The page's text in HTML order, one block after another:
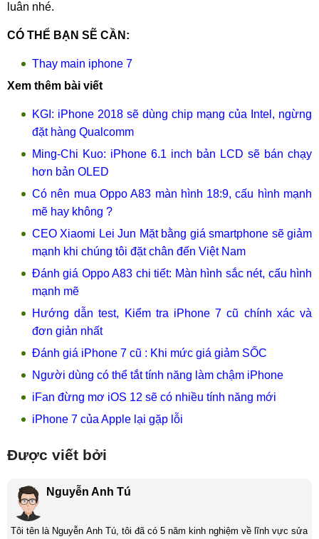
luân nhé.
CÓ THỂ BẠN SẼ CẦN:
Thay main iphone 7
Xem thêm bài viết
KGI: iPhone 2018 sẽ dùng chip mạng của Intel, ngừng
đặt hàng Qualcomm
Ming-Chi Kuo: iPhone 6.1 inch bản LCD sẽ bán chạy
hơn bản OLED
Có nên mua Oppo A83 màn hình 18:9, cấu hình mạnh
mẽ hay không ?
CEO Xiaomi Lei Jun Mặt bằng giá smartphone sẽ giảm
mạnh khi chúng tôi đặt chân đến Việt Nam
Đánh giá Oppo A83 chi tiết: Màn hình sắc nét, cấu hình
mạnh mẽ
Hướng dẫn test, Kiểm tra iPhone 7 cũ chính xác và
đơn giản nhất
Đánh giá iPhone 7 cũ : Khi mức giá giảm SỐC
Người dùng có thể tắt tính năng làm chậm iPhone
iFan đừng mơ iOS 12 sẽ có nhiều tính năng mới
iPhone 7 của Apple lại gặp lỗi
Được viết bởi
Nguyễn Anh Tú
Tôi tên là Nguyễn Anh Tú, tôi đã có 5 năm kinh nghiệm về lĩnh vực sửa